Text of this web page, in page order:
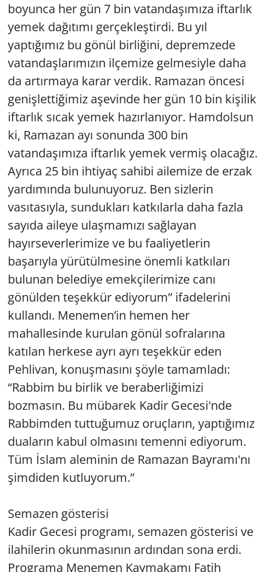
boyunca her gün 7 bin vatandaşımıza iftarlık
yemek dağıtımı gerçekleştirdi. Bu yıl
yaptığımız bu gönül birliğini, depremzede
vatandaşlarımızın ilçemize gelmesiyle daha
da artırmaya karar verdik. Ramazan öncesi
genişlettiğimiz aşevinde her gün 10 bin kişilik
iftarlık sıcak yemek hazırlanıyor. Hamdolsun
ki, Ramazan ayı sonunda 300 bin
vatandaşımıza iftarlık yemek vermiş olacağız.
Ayrıca 25 bin ihtiyaç sahibi ailemize de erzak
yardımında bulunuyoruz. Ben sizlerin
vasıtasıyla, sundukları katkılarla daha fazla
sayıda aileye ulaşmamızı sağlayan
hayırseverlerimize ve bu faaliyetlerin
başarıyla yürütülmesine önemli katkıları
bulunan belediye emekçilerimize canı
gönülden teşekkür ediyorum” ifadelerini
kullandı. Menemen’in hemen her
mahallesinde kurulan gönül sofralarına
katılan herkese ayrı ayrı teşekkür eden
Pehlivan, konuşmasını şöyle tamamladı:
“Rabbim bu birlik ve beraberliğimizi
bozmasın. Bu mübarek Kadir Gecesi'nde
Rabbimden tuttuğumuz oruçların, yaptığımız
duaların kabul olmasını temenni ediyorum.
Tüm İslam aleminin de Ramazan Bayramı'nı
şimdiden kutluyorum.”
Semazen gösterisi
Kadir Gecesi programı, semazen gösterisi ve
ilahilerin okunmasının ardından sona erdi.
Programa Menemen Kaymakamı Fatih